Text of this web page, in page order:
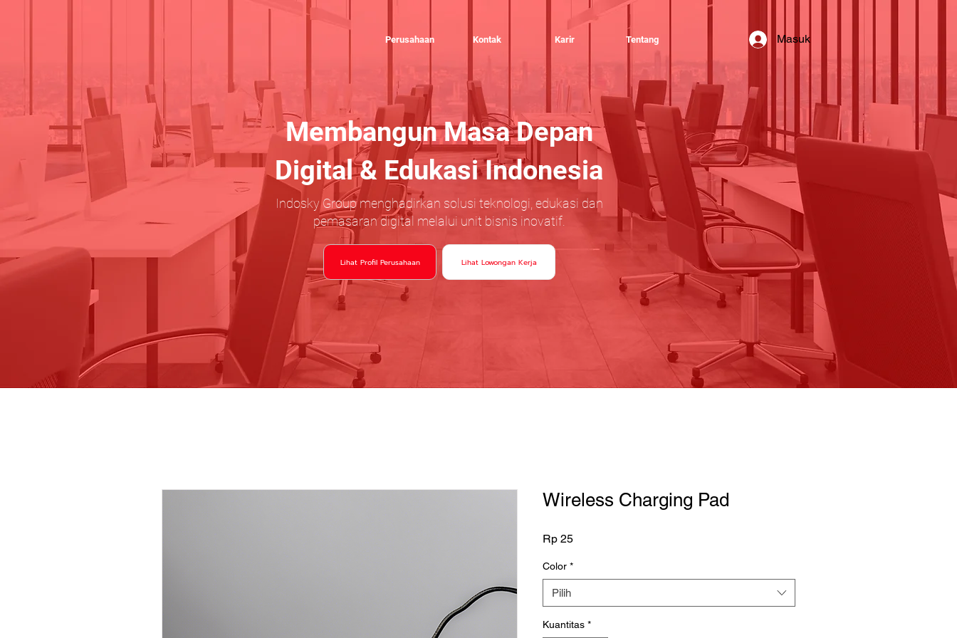
Indosky Group menghadirkan solusi teknologi, edukasi dan
pemasaran digital melalui unit bisnis inovatif.
Membangun Masa Depan
Digital & Edukasi Indonesia
Lihat Lowongan Kerja
Lihat Profil Perusahaan
Masuk
Tentang
Karir
Kontak
Perusahaan
Wireless Charging Pad
Rp 25Harga
Color *
Pilih
Kuantitas *